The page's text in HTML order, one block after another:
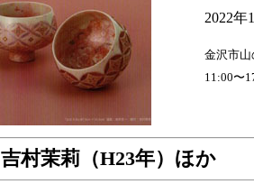
2022年
金沢市
11:00〜
吉村茉莉（H23年）ほか